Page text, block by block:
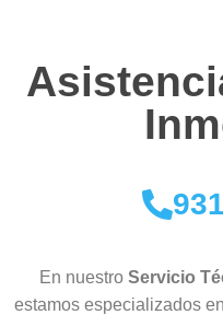
En nuestro Servicio
estamos especializados